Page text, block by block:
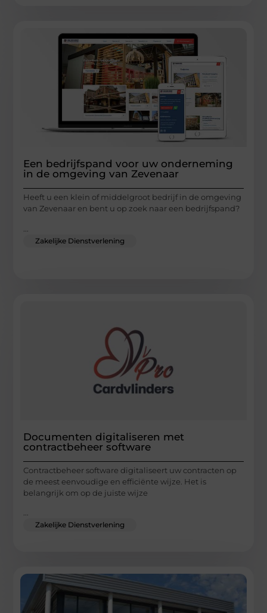
Een bedrijfspand voor uw onderneming
in de omgeving van Zevenaar
Heeft u een klein of middelgroot bedrijf in de omgeving
van Zevenaar en bent u op zoek naar een bedrijfspand?
Zakelijke Dienstverlening
Documenten digitaliseren met
contractbeheer software
Contractbeheer software digitaliseert uw contracten op
de meest eenvoudige en efficiënte wijze. Het is
belangrijk om op de juiste wijze
Zakelijke Dienstverlening